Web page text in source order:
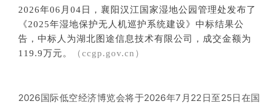
2026年06月04日，襄阳汉江国家湿地公园管理处发布了
《2025年湿地保护无人机巡护系统建设》中标结果公
告，中标人为湖北图途信息技术有限公司，成交金额为
119.9万元。
（ccgp.gov.cn）
2026国际低空经济博览会将于2026年7月22日至25日在国